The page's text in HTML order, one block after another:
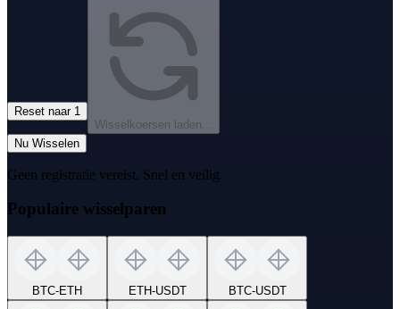
Reset naar 1
Wisselkoersen laden...
Nu Wisselen
Geen registratie vereist. Snel en veilig.
Populaire wisselparen
BTC-ETH ETH-USDT BTC-USDT